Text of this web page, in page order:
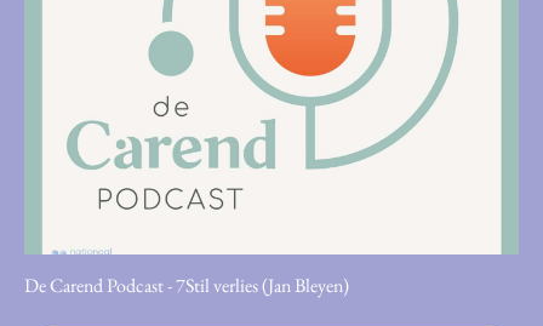
De Carend Podcast - 7Stil verlies (Jan Bleyen)